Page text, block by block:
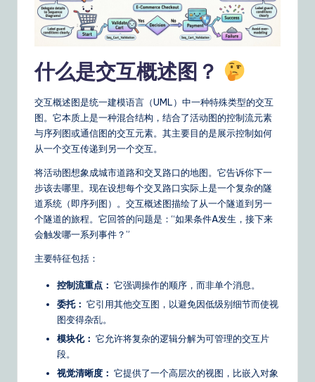
o
D
ly
G
ui
什么是交互概述图？
交互概述图是统一建模语言（UML）中一种特殊类型的交互
图。它本质上是一种混合结构，结合了活动图的控制流元素
与序列图或通信图的交互元素。其主要目的是展示控制如何
从一个交互传递到另一个交互。
将活动图想象成城市道路和交叉路口的地图。它告诉你下一
步该去哪里。现在设想每个交叉路口实际上是一个复杂的隧
道系统（即序列图）。交互概述图描绘了从一个隧道到另一
个隧道的旅程。它回答的问题是：“如果条件A发生，接下来
会触发哪一系列事件？”
主要特征包括：
控制流重点： 它强调操作的顺序，而非单个消息。
委托： 它引用其他交互图，以避免因低级别细节而使视
图变得杂乱。
模块化： 它允许将复杂的逻辑分解为可管理的交互片
段。
视觉清晰度： 它提供了一个高层次的视图，比嵌入对象